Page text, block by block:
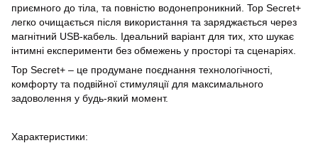
приємного до тіла, та повністю водонепроникний. Top Secret+
легко очищається після використання та заряджається через
магнітний USB-кабель. Ідеальний варіант для тих, хто шукає
інтимні експерименти без обмежень у просторі та сценаріях.
Top Secret+ – це продумане поєднання технологічності,
комфорту та подвійної стимуляції для максимального
задоволення у будь-який момент.
Характеристики: